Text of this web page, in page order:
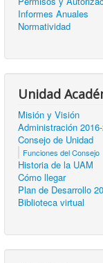
Informes Anuales
Normatividad
Unidad
Misión y Visión
Administración
Consejo de Unidad
Funciones del Consejo
Historia de la UAM
Cómo llegar
Plan de Desarrollo
Biblioteca virtual